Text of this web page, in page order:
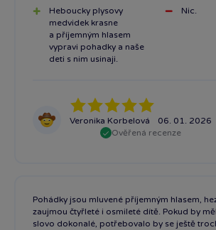
Veronika Korbelová
06. 01. 2026
Ověřená recenze
Heboucky plysovy
medvidek krasne
a příjemným hlasem
vypravi pohadky a naše
deti s nim usinaji.
Nic.
Pohádky jsou mluvené příjemným hlasem,
zaujmou čtyřleté i osmileté dítě. Pokud by
slovo dokonalé, potřebovalo by se ještě